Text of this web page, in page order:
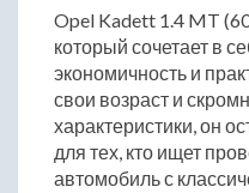
Opel Kadett 1.4 MT
который сочетает в
экономичность и
свои возраст и
характеристики, он
для тех, кто ищет
автомобиль с